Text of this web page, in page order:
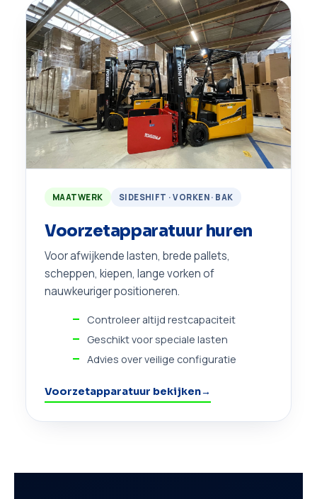
MAATWERK SIDESHIFT · VORKEN · BAK
Voorzetapparatuur huren
Voor afwijkende lasten, brede pallets,
scheppen, kiepen, lange vorken of
nauwkeuriger positioneren.
Controleer altijd restcapaciteit
Geschikt voor speciale lasten
Advies over veilige configuratie
Voorzetapparatuur bekijken→